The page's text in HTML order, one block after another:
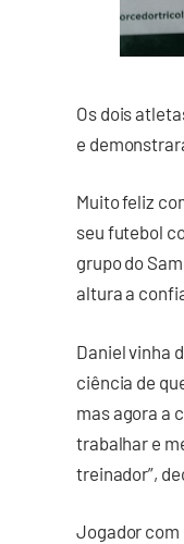
Os dois
e
Muito feliz
seu futebol
grupo do
altura a
Daniel vinha
ciência de
mas agora a
trabalhar e
treinador”,
Jogador com